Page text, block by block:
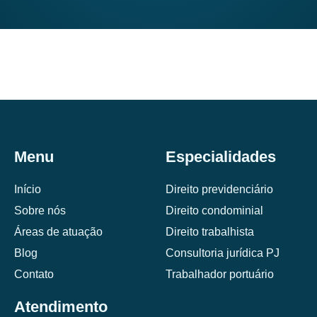
Menu
Início
Sobre nós
Áreas de atuação
Blog
Contato
Especialidades
Direito previdenciário
Direito condominial
Direito trabalhista
Consultoria jurídica PJ
Trabalhador portuário
Atendimento